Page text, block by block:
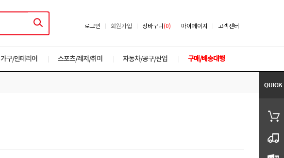
고객센터
마이페이지
장바구니 (0)
회원가입
로그인
가구/인테리어 스포츠/레저/취미 자동차/공구/산업 구매/배송대행